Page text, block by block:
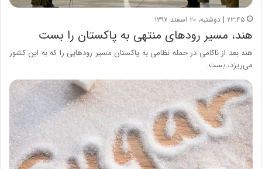
۲۳:۴۵ | دوشنبه، ۲۰ اسفند ۱۳۹۷
هند، مسیر رودهای منتهی به پاکستان را بست
هند بعد از ناکامی در حمله نظامی به پاکستان مسیر رودهایی را که به این کشور
می‌ریزد، بست.